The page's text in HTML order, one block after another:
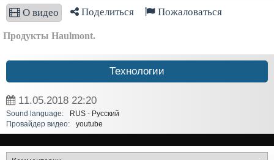
О видео Поделиться Пожаловаться
Продукты Haulmont.
Технологии
11.05.2018 22:20
Sound language:
RUS - Русский
Провайдер видео:
youtube